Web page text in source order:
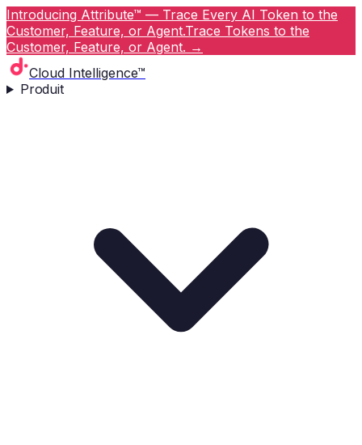
Introducing Attribute™ — Trace Every AI Token to the
Customer, Feature, or Agent.Trace Tokens to the
Customer, Feature, or Agent. →
Cloud Intelligence™
Produit